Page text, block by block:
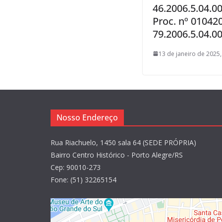
Proc. nº
13 de janeiro de
Nosso Endereço
Rua Riachuelo, 1450 sala 64 (SEDE PRÓPRIA)
Bairro Centro Histórico - Porto Alegre/RS
Cep: 90010-273
Fone: (51) 32265154